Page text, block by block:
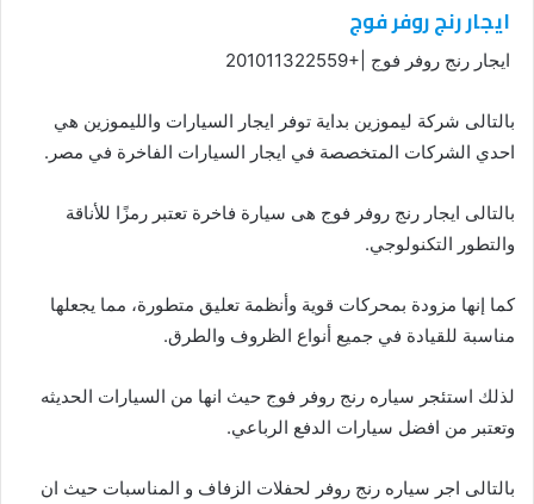
ايجار رنج روفر فوج
ايجار رنج روفر فوج |+201011322559
بالتالى شركة ليموزين بداية توفر ايجار السيارات والليموزين هي
احدي الشركات المتخصصة في ايجار السيارات الفاخرة في مصر.
بالتالى ايجار رنج روفر فوج هى سيارة فاخرة تعتبر رمزًا للأناقة
والتطور التكنولوجي.
كما إنها مزودة بمحركات قوية وأنظمة تعليق متطورة، مما يجعلها
مناسبة للقيادة في جميع أنواع الظروف والطرق.
لذلك استئجر سياره رنج روفر فوج حيث انها من السيارات الحديثه
وتعتبر من افضل سيارات الدفع الرباعي.
بالتالى اجر سياره رنج روفر لحفلات الزفاف و المناسبات حيث ان